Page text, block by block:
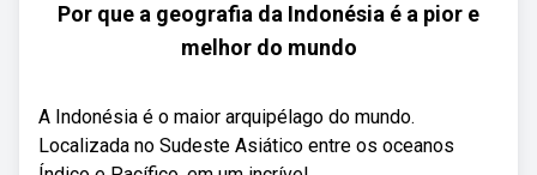
Por que a geografia da Indonésia é a pior e
melhor do mundo
A Indonésia é o maior arquipélago do mundo.
Localizada no Sudeste Asiático entre os oceanos